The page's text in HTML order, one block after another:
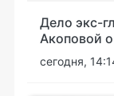
Дело экс-
Акоповой
сегодня,